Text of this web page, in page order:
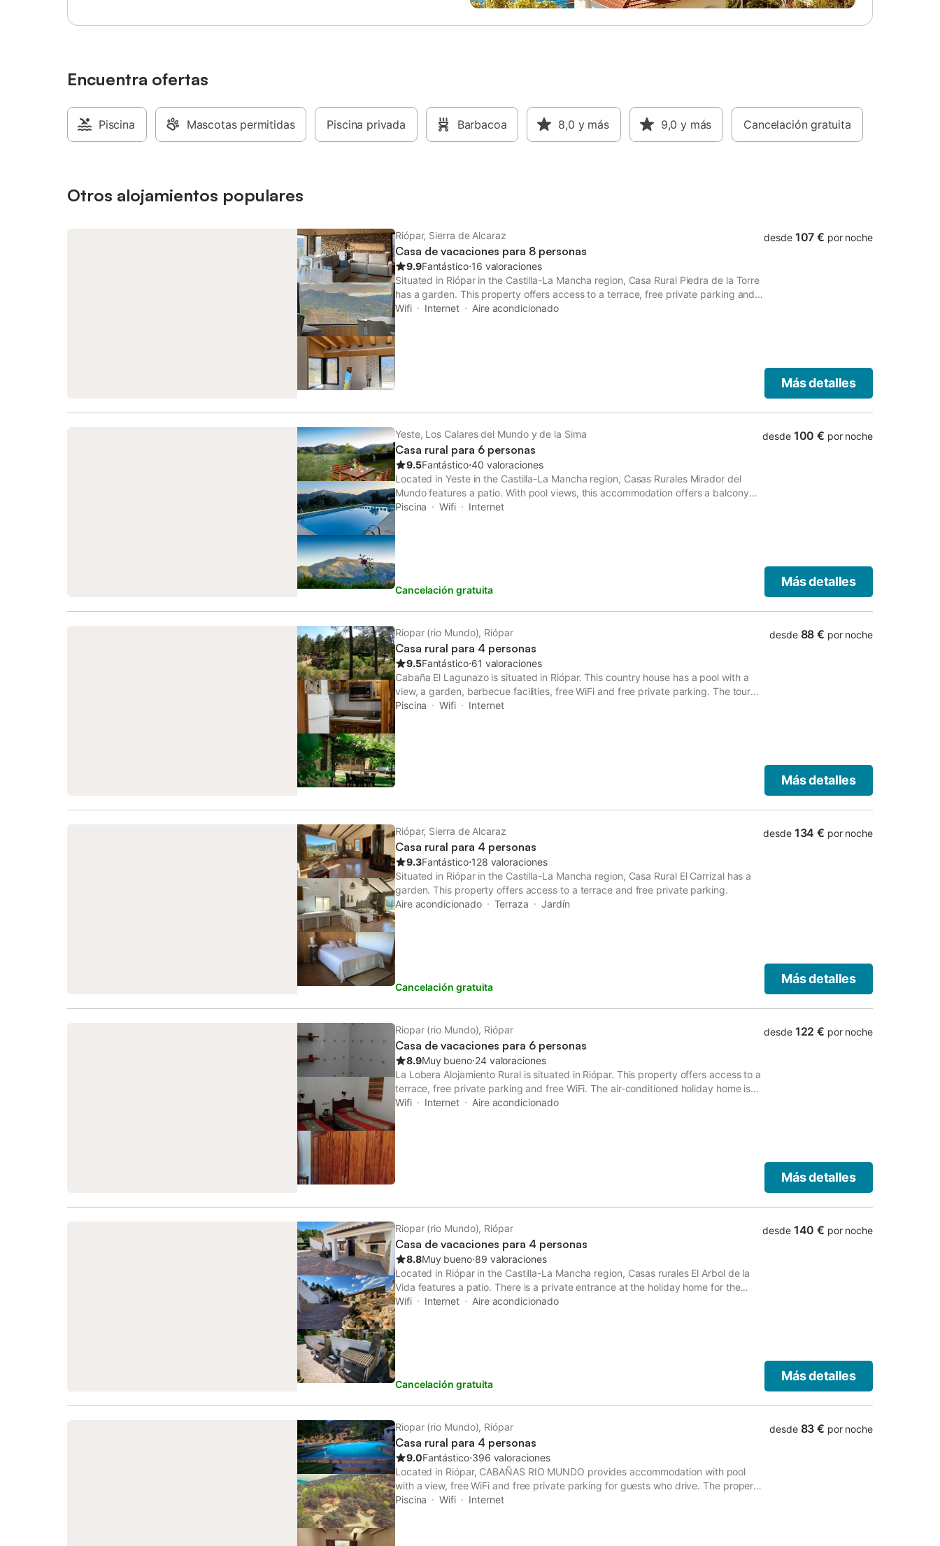
Encuentra ofertas
Piscina Mascotas permitidas Piscina privada Barbacoa 8,0 y más 9,0 y más Cancelación gratuita
Otros alojamientos populares
Riópar, Sierra de Alcaraz
Casa de vacaciones para 8 personas
9.9Fantástico⋅16 valoraciones
Situated in Riópar in the Castilla-La Mancha region, Casa Rural Piedra de la Torre
has a garden. This property offers access to a terrace, free private parking and
free WiFi.
Wifi Internet Aire acondicionado
desde 107 € por noche
Más detalles
Yeste, Los Calares del Mundo y de la Sima
Casa rural para 6 personas
9.5Fantástico⋅40 valoraciones
Located in Yeste in the Castilla-La Mancha region, Casas Rurales Mirador del
Mundo features a patio. With pool views, this accommodation offers a balcony
and a swimming pool.
Piscina Wifi Internet
Cancelación gratuita
desde 100 € por noche
Más detalles
Riopar (rio Mundo), Riópar
Casa rural para 4 personas
9.5Fantástico⋅61 valoraciones
Cabaña El Lagunazo is situated in Riópar. This country house has a pool with a
view, a garden, barbecue facilities, free WiFi and free private parking. The tour
desk is available to assist guests in planning their days out.
Piscina Wifi Internet
desde 88 € por noche
Más detalles
Riópar, Sierra de Alcaraz
Casa rural para 4 personas
9.3Fantástico⋅128 valoraciones
Situated in Riópar in the Castilla-La Mancha region, Casa Rural El Carrizal has a
garden. This property offers access to a terrace and free private parking.
Aire acondicionado
Terraza Jardín
Cancelación gratuita
desde 134 € por noche
Más detalles
Riopar (rio Mundo), Riópar
Casa de vacaciones para 6 personas
8.9Muy bueno⋅24 valoraciones
La Lobera Alojamiento Rural is situated in Riópar. This property offers access to a
terrace, free private parking and free WiFi. The air-conditioned holiday home is
composed of 3 separate bedrooms, a fully equipped kitchen, and 1 bathroom.
Wifi Internet Aire acondicionado
desde 122 € por noche
Más detalles
Riopar (rio Mundo), Riópar
Casa de vacaciones para 4 personas
8.8Muy bueno⋅89 valoraciones
Located in Riópar in the Castilla-La Mancha region, Casas rurales El Arbol de la
Vida features a patio. There is a private entrance at the holiday home for the
convenience of those who stay.
Wifi Internet Aire acondicionado
Cancelación gratuita
desde 140 € por noche
Más detalles
Riopar (rio Mundo), Riópar
Casa rural para 4 personas
9.0Fantástico⋅396 valoraciones
Located in Riópar, CABAÑAS RIO MUNDO provides accommodation with pool
with a view, free WiFi and free private parking for guests who drive. The property
has pool and garden views. The country house features family rooms.
Piscina Wifi Internet
desde 83 € por noche